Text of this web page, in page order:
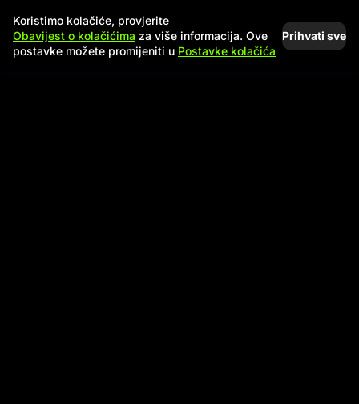
Koristimo kolačiće, provjerite
Obavijest o kolačićima za više informacija. Ove
postavke možete promijeniti u Postavke kolačića
Prihvati sve